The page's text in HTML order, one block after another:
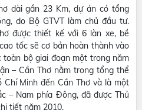
dài gần 23 Km, dự án có tổng
do Bộ GTVT làm chủ đầu tư.
được thiết kế với 6 làn xe, bề
tốc sẽ cơ bản hoàn thành vào
toàn bộ giai đoạn một trong năm
– Cần Thơ nằm trong tổng thể
Minh đến Cần Thơ và là một
– Nam phía Đông, đã được Thủ
tiết năm 2010.